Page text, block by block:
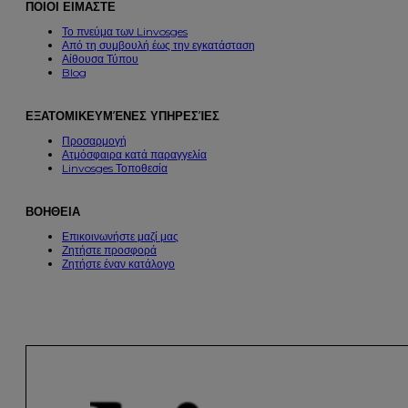
ΠΟΙΟΙ ΕΙΜΑΣΤΕ
Το πνεύμα των Linvosges
Από τη συμβουλή έως την εγκατάσταση
Αίθουσα Τύπου
Blog
ΕΞΑΤΟΜΙΚΕΥΜΈΝΕΣ ΥΠΗΡΕΣΊΕΣ
Προσαρμογή
Ατμόσφαιρα κατά παραγγελία
Linvosges Τοποθεσία
ΒΟΗΘΕΙΑ
Επικοινωνήστε μαζί μας
Ζητήστε προσφορά
Ζητήστε έναν κατάλογο